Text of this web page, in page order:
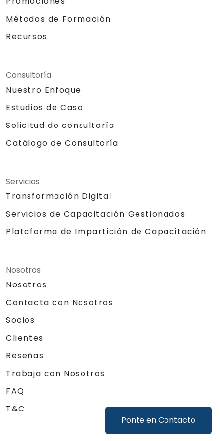
Ponte en Contacto
Métodos de Formación
Recursos
Consultoría
Nuestro Enfoque
Estudios de Caso
Solicitud de consultoría
Catálogo de Consultoría
Servicios
Transformación Digital
Servicios de Capacitación Gestionados
Plataforma de Impartición de Capacitación
Nosotros
Nosotros
Contacta con Nosotros
Socios
Clientes
Reseñas
Trabaja con Nosotros
FAQ
T&C